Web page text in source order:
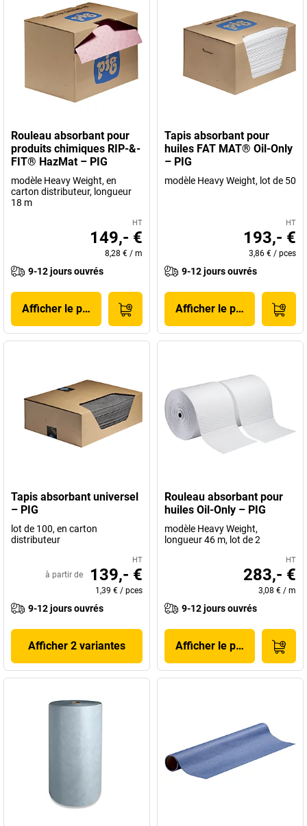
Rouleau absorbant pour
produits chimiques RIP-&-
FIT® HazMat – PIG
modèle Heavy Weight, en
carton distributeur, longueur
18 m
HT
149,- €
8,28 € / m
9-12 jours ouvrés
Afficher le produit
Tapis absorbant pour
huiles FAT MAT® Oil-Only
– PIG
modèle Heavy Weight, lot de 50
HT
193,- €
3,86 € / pces
9-12 jours ouvrés
Afficher le produit
Tapis absorbant universel
– PIG
lot de 100, en carton
distributeur
HT
à partir de 139,- €
1,39 € / pces
9-12 jours ouvrés
Afficher 2 variantes
Rouleau absorbant pour
huiles Oil-Only – PIG
modèle Heavy Weight,
longueur 46 m, lot de 2
HT
283,- €
3,08 € / m
9-12 jours ouvrés
Afficher le produit